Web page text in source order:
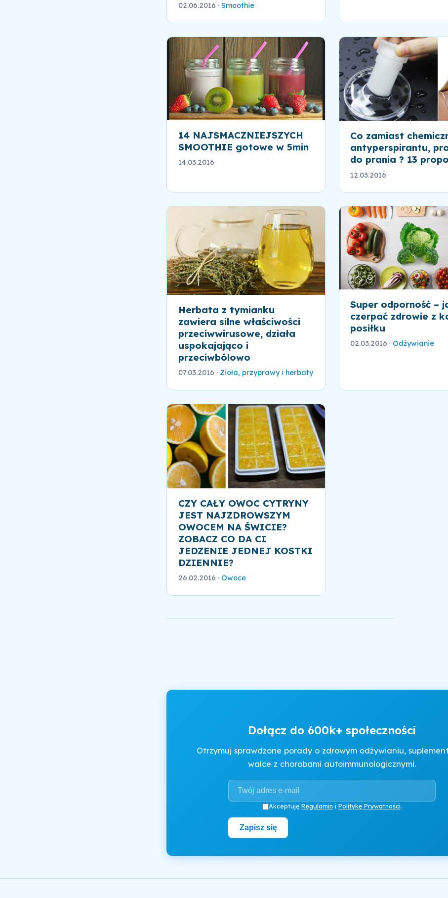
02.06.2016 · Smoothie
14 NAJSMACZNIEJSZYCH
SMOOTHIE gotowe w 5min
14.03.2016
Co zamiast
antyperspirantu,
do prania ? 13
12.03.2016
Herbata z tymianku
zawiera silne właściwości
przeciwwirusowe, działa
uspokajająco i
przeciwbólowo
07.03.2016 · Zioła, przyprawy i herbaty
Super odporność –
czerpać zdrowie z
posiłku
02.03.2016 · Odżywianie
CZY CAŁY OWOC CYTRYNY
JEST NAJZDROWSZYM
OWOCEM NA ŚWICIE?
ZOBACZ CO DA CI
JEDZENIE JEDNEJ KOSTKI
DZIENNIE?
26.02.2016 · Owoce
Dołącz do 600k+ społeczności
Otrzymuj sprawdzone porady o zdrowym odżywianiu,
walce z chorobami autoimmunologicznymi.
Akceptuję Regulamin i Politykę Prywatności.
Zapisz się